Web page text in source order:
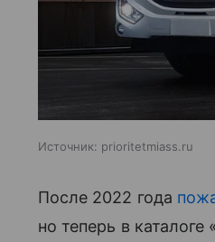
Источник: prioritetmiass.ru
После 2022 года
но теперь в каталоге